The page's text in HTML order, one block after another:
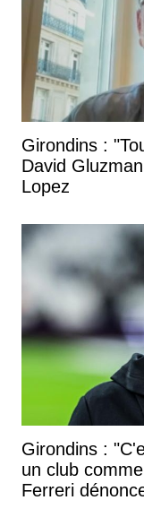
Girondins :
David
Lopez
Girondins :
un club
Ferreri